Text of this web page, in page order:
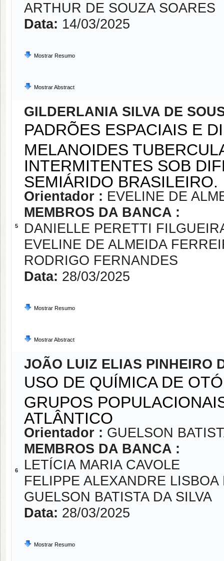
ARTHUR DE SOUZA SOARES
Data: 14/03/2025
Mostrar Resumo
Mostrar Abstract
5
GILDERLANIA SILVA DE
PADRÕES ESPACIAIS E
MELANOIDES
INTERMITENTES SOB
SEMIÁRIDO BRASILEIRO.
Orientador : EVELINE DE
MEMBROS DA BANCA :
DANIELLE PERETTI
EVELINE DE ALMEIDA
RODRIGO FERNANDES
Data: 28/03/2025
Mostrar Resumo
Mostrar Abstract
6
JOÃO LUIZ ELIAS PINHEIRO
USO DE QUÍMICA DE
GRUPOS
ATLÂNTICO
Orientador : GUELSON
MEMBROS DA BANCA :
LETÍCIA MARIA CAVOLE
FELIPPE ALEXANDRE
GUELSON BATISTA DA SILVA
Data: 28/03/2025
Mostrar Resumo